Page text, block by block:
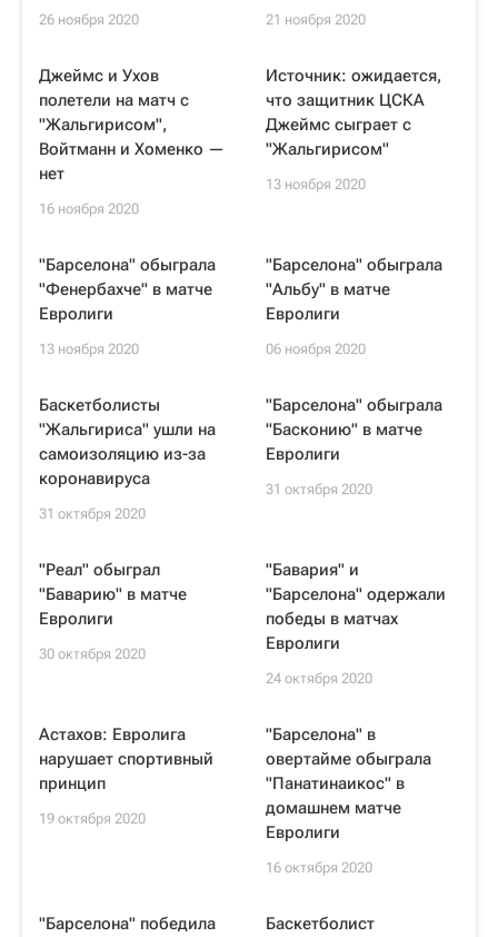
26 ноября 2020 21 ноября 2020
Джеймс и Ухов
полетели на матч с
"Жальгирисом",
Войтманн и Хоменко —
нет
16 ноября 2020
Источник: ожидается,
что защитник ЦСКА
Джеймс сыграет с
"Жальгирисом"
13 ноября 2020
"Барселона" обыграла
"Фенербахче" в матче
Евролиги
13 ноября 2020
"Барселона" обыграла
"Альбу" в матче
Евролиги
06 ноября 2020
Баскетболисты
"Жальгириса" ушли на
самоизоляцию из-за
коронавируса
31 октября 2020
"Барселона" обыграла
"Басконию" в матче
Евролиги
31 октября 2020
"Реал" обыграл
"Баварию" в матче
Евролиги
30 октября 2020
"Бавария" и
"Барселона" одержали
победы в матчах
Евролиги
24 октября 2020
Астахов: Евролига
нарушает спортивный
принцип
19 октября 2020
"Барселона" в
овертайме обыграла
"Панатинаикос" в
домашнем матче
Евролиги
16 октября 2020
"Барселона" победила
Баскетболист